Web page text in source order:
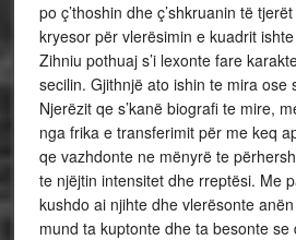
po ç’thoshin dhe ç’shkruanin të
kryesor për vlerësimin e kuadrit
Zihniu pothuaj s’i lexonte fare
secilin. Gjithnjë ato ishin te mira ose
Njerëzit qe s’kanë biografi te mire,
nga frika e transferimit për me keq
qe vazhdonte ne mënyrë te
te njëjtin intensitet dhe rreptësi. Me
kushdo ai njihte dhe vlerësonte
mund ta kuptonte dhe ta besonte